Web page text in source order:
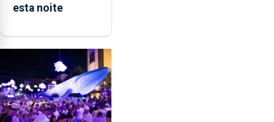
esta noite